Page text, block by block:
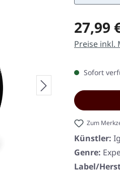
Regulärer
27,99
Preise inkl.
Sofort
Zum
Künstler:
Genre:
Label/